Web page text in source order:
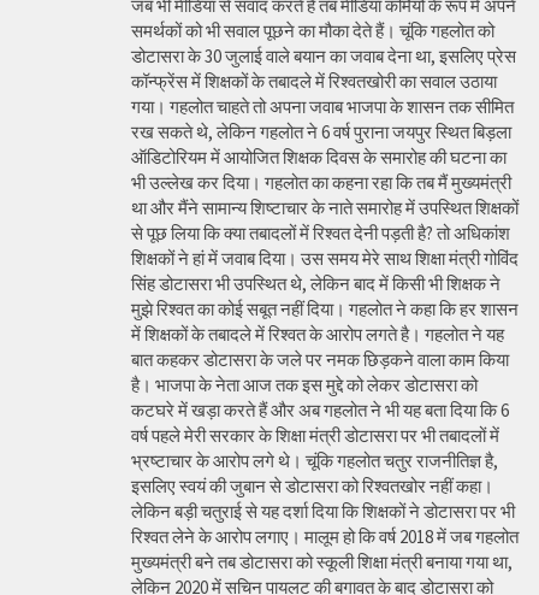
जब भी मीडिया से संवाद करते हैं तब मीडिया कर्मियों के रूप में अपने
समर्थकों को भी सवाल पूछने का मौका देते हैं। चूंकि गहलोत को
डोटासरा के 30 जुलाई वाले बयान का जवाब देना था, इसलिए प्रेस
कॉन्फ्रेंस में शिक्षकों के तबादले में रिश्वतखोरी का सवाल उठाया
गया। गहलोत चाहते तो अपना जवाब भाजपा के शासन तक सीमित
रख सकते थे, लेकिन गहलोत ने 6 वर्ष पुराना जयपुर स्थित बिड़ला
ऑडिटोरियम में आयोजित शिक्षक दिवस के समारोह की घटना का
भी उल्लेख कर दिया। गहलोत का कहना रहा कि तब मैं मुख्यमंत्री
था और मैंने सामान्य शिष्टाचार के नाते समारोह में उपस्थित शिक्षकों
से पूछ लिया कि क्या तबादलों में रिश्वत देनी पड़ती है? तो अधिकांश
शिक्षकों ने हां में जवाब दिया। उस समय मेरे साथ शिक्षा मंत्री गोविंद
सिंह डोटासरा भी उपस्थित थे, लेकिन बाद में किसी भी शिक्षक ने
मुझे रिश्वत का कोई सबूत नहीं दिया। गहलोत ने कहा कि हर शासन
में शिक्षकों के तबादले में रिश्वत के आरोप लगते है। गहलोत ने यह
बात कहकर डोटासरा के जले पर नमक छिड़कने वाला काम किया
है। भाजपा के नेता आज तक इस मुद्दे को लेकर डोटासरा को
कटघरे में खड़ा करते हैं और अब गहलोत ने भी यह बता दिया कि 6
वर्ष पहले मेरी सरकार के शिक्षा मंत्री डोटासरा पर भी तबादलों में
भ्रष्टाचार के आरोप लगे थे। चूंकि गहलोत चतुर राजनीतिज्ञ है,
इसलिए स्वयं की जुबान से डोटासरा को रिश्वतखोर नहीं कहा।
लेकिन बड़ी चतुराई से यह दर्शा दिया कि शिक्षकों ने डोटासरा पर भी
रिश्वत लेने के आरोप लगाए। मालूम हो कि वर्ष 2018 में जब गहलोत
मुख्यमंत्री बने तब डोटासरा को स्कूली शिक्षा मंत्री बनाया गया था,
लेकिन 2020 में सचिन पायलट की बगावत के बाद डोटासरा को